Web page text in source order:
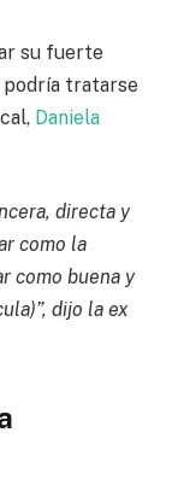
su fuerte
podría tratarse
Daniela
directa y
como la
como buena y
, dijo la ex